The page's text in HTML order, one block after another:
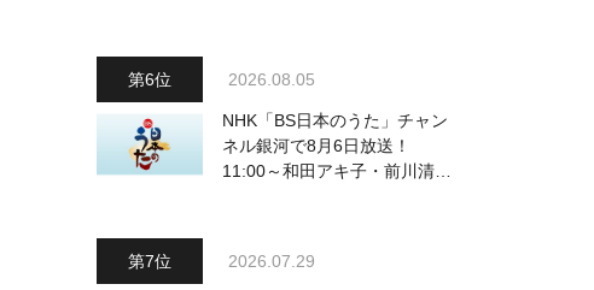
2026.08.05
NHK「BS日本のうた」チャン
ネル銀河で8月6日放送！
11:00～和田アキ子・前川清
2026.07.29